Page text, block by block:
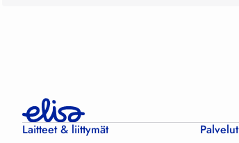
Laitteet & liittymät Palvelut